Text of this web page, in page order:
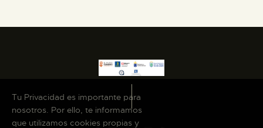
Tu Privacidad es importante para
nosotros. Por ello, te informamos
que utilizamos cookies propias y